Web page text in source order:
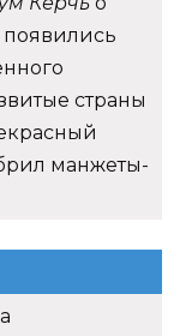
страны
манжеты-